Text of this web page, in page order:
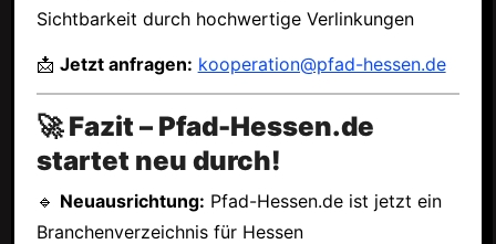
Sichtbarkeit durch hochwertige Verlinkungen
📩 Jetzt anfragen: kooperation@pfad-hessen.de
🚀 Fazit – Pfad-Hessen.de
startet neu durch!
🔹 Neuausrichtung: Pfad-Hessen.de ist jetzt ein
Branchenverzeichnis für Hessen